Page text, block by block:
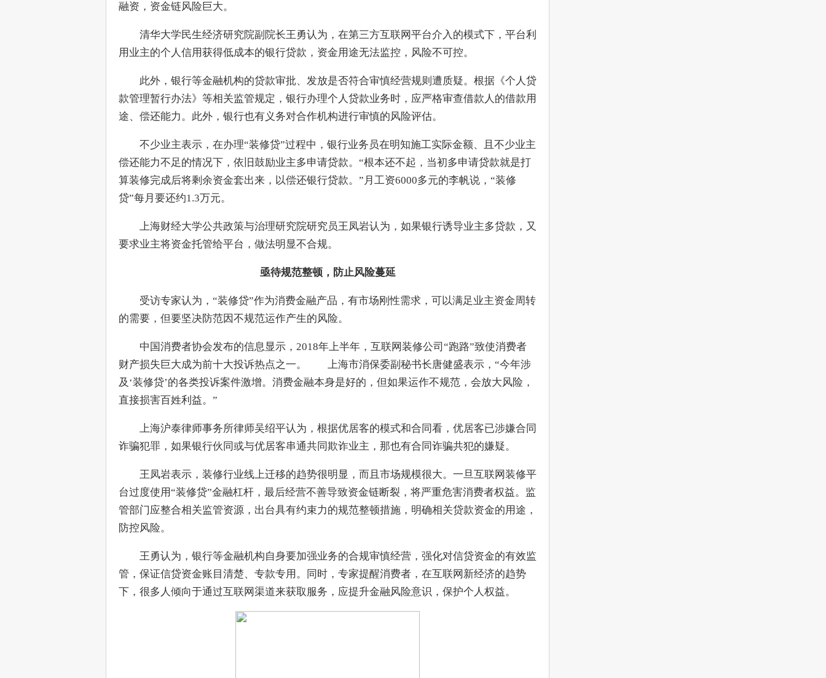
融资，资金链风险巨大。
清华大学民生经济研究院副院长王勇认为，在第三方互联网平台介入的模式下，平台利
用业主的个人信用获得低成本的银行贷款，资金用途无法监控，风险不可控。
此外，银行等金融机构的贷款审批、发放是否符合审慎经营规则遭质疑。根据《个人贷
款管理暂行办法》等相关监管规定，银行办理个人贷款业务时，应严格审查借款人的借款用
途、偿还能力。此外，银行也有义务对合作机构进行审慎的风险评估。
不少业主表示，在办理“装修贷”过程中，银行业务员在明知施工实际金额、且不少业主
偿还能力不足的情况下，依旧鼓励业主多申请贷款。“根本还不起，当初多申请贷款就是打
算装修完成后将剩余资金套出来，以偿还银行贷款。”月工资6000多元的李帆说，“装修
贷”每月要还约1.3万元。
上海财经大学公共政策与治理研究院研究员王凤岩认为，如果银行诱导业主多贷款，又
要求业主将资金托管给平台，做法明显不合规。
亟待规范整顿，防止风险蔓延
受访专家认为，“装修贷”作为消费金融产品，有市场刚性需求，可以满足业主资金周转
的需要，但要坚决防范因不规范运作产生的风险。
中国消费者协会发布的信息显示，2018年上半年，互联网装修公司“跑路”致使消费者
财产损失巨大成为前十大投诉热点之一。　　上海市消保委副秘书长唐健盛表示，“今年涉
及‘装修贷’的各类投诉案件激增。消费金融本身是好的，但如果运作不规范，会放大风险，
直接损害百姓利益。”
上海沪泰律师事务所律师吴绍平认为，根据优居客的模式和合同看，优居客已涉嫌合同
诈骗犯罪，如果银行伙同或与优居客串通共同欺诈业主，那也有合同诈骗共犯的嫌疑。
王凤岩表示，装修行业线上迁移的趋势很明显，而且市场规模很大。一旦互联网装修平
台过度使用“装修贷”金融杠杆，最后经营不善导致资金链断裂，将严重危害消费者权益。监
管部门应整合相关监管资源，出台具有约束力的规范整顿措施，明确相关贷款资金的用途，
防控风险。
王勇认为，银行等金融机构自身要加强业务的合规审慎经营，强化对信贷资金的有效监
管，保证信贷资金账目清楚、专款专用。同时，专家提醒消费者，在互联网新经济的趋势
下，很多人倾向于通过互联网渠道来获取服务，应提升金融风险意识，保护个人权益。